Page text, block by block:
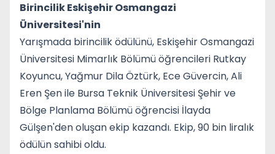
Birincilik Eskişehir Osmangazi
Üniversitesi'nin
Yarışmada birincilik ödülünü, Eskişehir Osmangazi
Üniversitesi Mimarlık Bölümü öğrencileri Rutkay
Koyuncu, Yağmur Dila Öztürk, Ece Güvercin, Ali
Eren Şen ile Bursa Teknik Üniversitesi Şehir ve
Bölge Planlama Bölümü öğrencisi İlayda
Gülşen'den oluşan ekip kazandı. Ekip, 90 bin liralık
ödülün sahibi oldu.